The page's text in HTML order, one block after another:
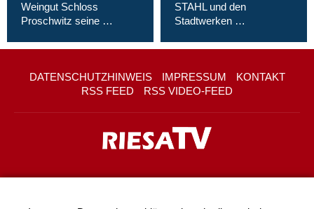
Weingut Schloss
Proschwitz seine …
STAHL und den
Stadtwerken …
DATENSCHUTZHINWEIS IMPRESSUM
KONTAKT
RSS FEED
RSS VIDEO-FEED